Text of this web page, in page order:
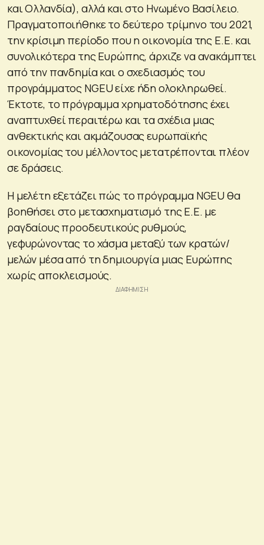
και Ολλανδία), αλλά και στο Ηνωμένο Βασίλειο.
Πραγματοποιήθηκε το δεύτερο τρίμηνο του 2021,
την κρίσιμη περίοδο που η οικονομία της Ε.Ε. και
συνολικότερα της Ευρώπης, άρχιζε να ανακάμπτει
από την πανδημία και ο σχεδιασμός του
προγράμματος NGEU είχε ήδη ολοκληρωθεί.
Έκτοτε, το πρόγραμμα χρηματοδότησης έχει
αναπτυχθεί περαιτέρω και τα σχέδια μιας
ανθεκτικής και ακμάζουσας ευρωπαϊκής
οικονομίας του μέλλοντος μετατρέπονται πλέον
σε δράσεις.
Η μελέτη εξετάζει πώς το πρόγραμμα NGEU θα
βοηθήσει στο μετασχηματισμό της Ε.Ε. με
ραγδαίους προοδευτικούς ρυθμούς,
γεφυρώνοντας το χάσμα μεταξύ των κρατών/
μελών μέσα από τη δημιουργία μιας Ευρώπης
χωρίς αποκλεισμούς.